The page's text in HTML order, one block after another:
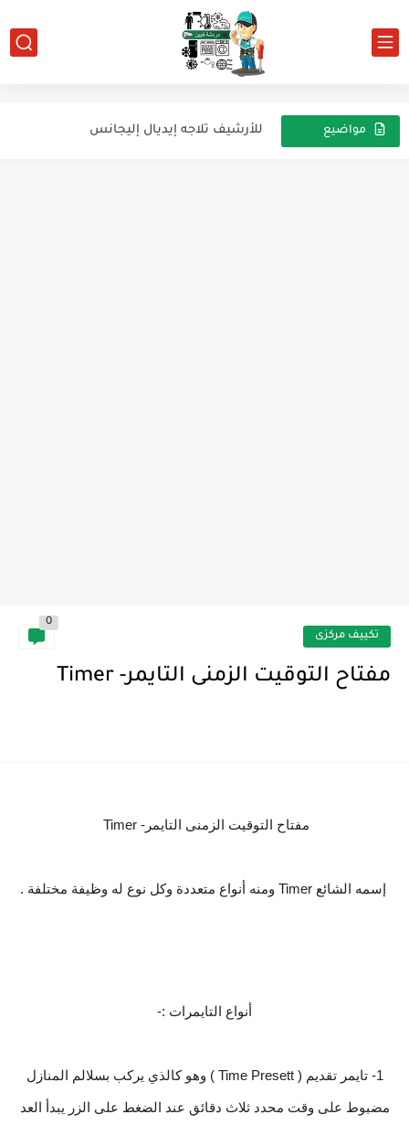
مواضيع
الفرق بين الكباس التقليدي و الكباس الانفرتر
للأرشيف تلاجه إيديال إليجانس
تكييف مركزى
0
مفتاح التوقيت الزمنى التايمر- Timer
مفتاح التوقيت الزمنى التايمر- Timer
إسمه الشائع Timer ومنه أنواع متعددة وكل نوع له وظيفة مختلفة .
أنواع التايمرات :-
1- تايمر تقديم ( Time Presett ) وهو كالذي يركب بسلالم المنازل
مضبوط على وقت محدد ثلاث دقائق عند الضغط على الزر يبدأ العد